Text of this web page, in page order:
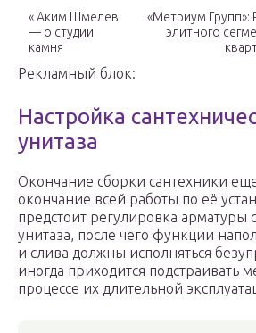
« Аким Шмелев
— о студии
камня
«Метриум
элитного
Рекламный блок:
Настройка
унитаза
Окончание сборки сантехники
окончание всей работы по её
предстоит регулировка арматуры
унитаза, после чего функции
и слива должны исполняться
иногда приходится подстраивать
процессе их длительной